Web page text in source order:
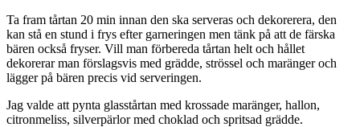
Ta fram tårtan 20 min innan den ska serveras och dekorerera, den
kan stå en stund i frys efter garneringen men tänk på att de färska
bären också fryser. Vill man förbereda tårtan helt och hållet
dekorerar man förslagsvis med grädde, strössel och maränger och
lägger på bären precis vid serveringen.
Jag valde att pynta glasstårtan med krossade maränger, hallon,
citronmeliss, silverpärlor med choklad och spritsad grädde.